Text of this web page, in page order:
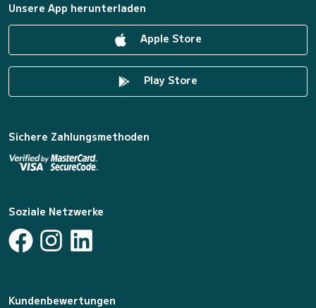
Unsere App herunterladen
Apple Store
Play Store
Sichere Zahlungsmethoden
Soziale Netzwerke
Kundenbewertungen